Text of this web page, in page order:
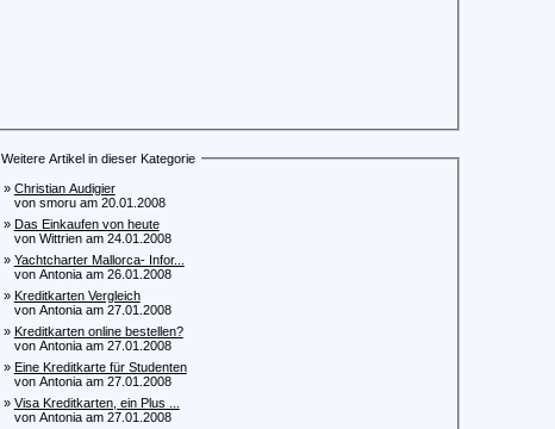
Weitere Artikel in dieser Kategorie
» Christian Audigier
von smoru am 20.01.2008
» Das Einkaufen von heute
von Wittrien am 24.01.2008
» Yachtcharter Mallorca- Infor...
von Antonia am 26.01.2008
» Kreditkarten Vergleich
von Antonia am 27.01.2008
» Kreditkarten online bestellen?
von Antonia am 27.01.2008
» Eine Kreditkarte für Studenten
von Antonia am 27.01.2008
» Visa Kreditkarten, ein Plus ...
von Antonia am 27.01.2008